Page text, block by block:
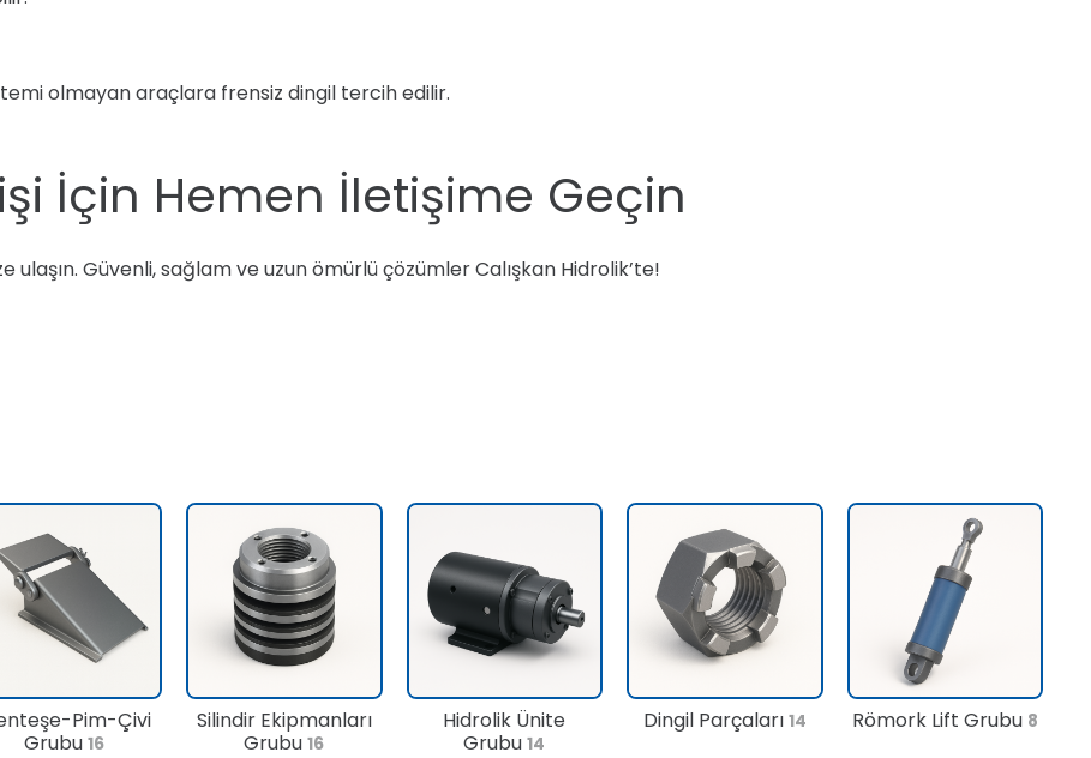
olmayan araçlara frensiz dingil tercih edilir.
İçin Hemen İletişime Geçin
ulaşın. Güvenli, sağlam ve uzun ömürlü çözümler Calışkan Hidrolik’te!
Pim-Çivi
Grubu16
Silindir Ekipmanları
Grubu16
Hidrolik Ünite
Grubu14
Dingil Parçaları 14 Römork Lift Grubu 8